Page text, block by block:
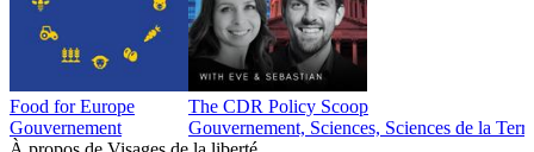
Food for Europe
Gouvernement
The CDR Policy Scoop
Gouvernement, Sciences, Sciences de la